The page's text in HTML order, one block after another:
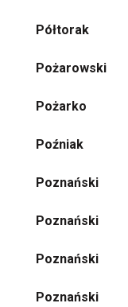
Półtorak
Pożarowski
Pożarko
Poźniak
Poznański
Poznański
Poznański
Poznański